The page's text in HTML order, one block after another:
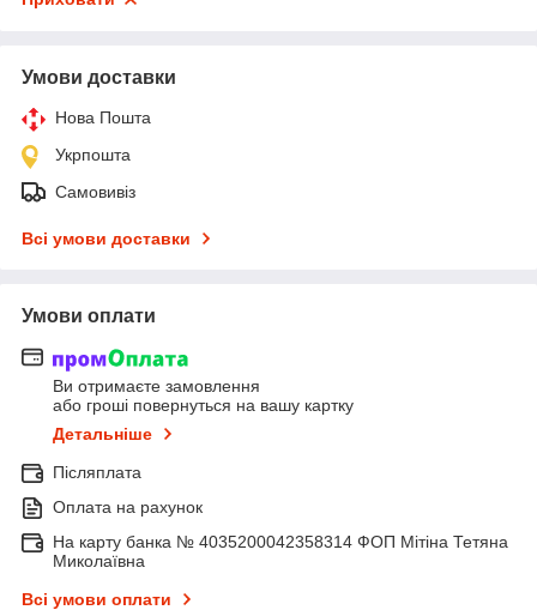
Умови доставки
Нова Пошта
Укрпошта
Самовивіз
Всі умови доставки
Умови оплати
Ви отримаєте замовлення
або гроші повернуться на вашу картку
Детальніше
Післяплата
Оплата на рахунок
На карту банка № 4035200042358314 ФОП Мітіна Тетяна
Миколаївна
Всі умови оплати